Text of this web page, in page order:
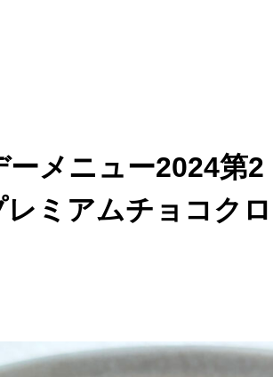
メニュー2024第2
ミアムチョコクロ